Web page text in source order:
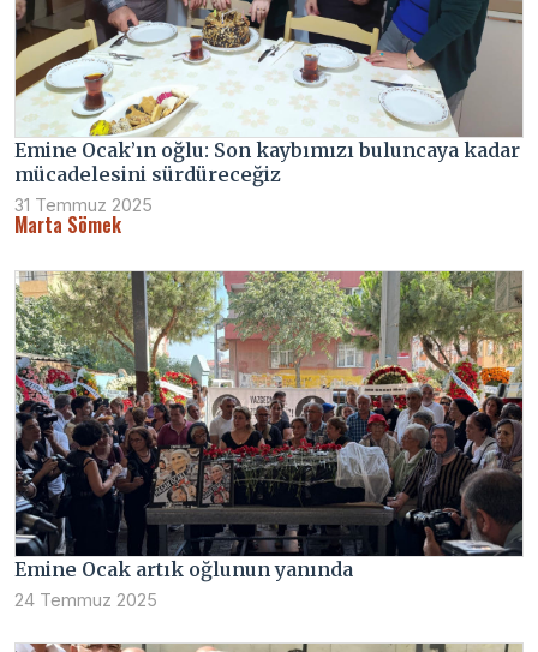
Emine Ocak’ın oğlu: Son kaybımızı buluncaya kadar
mücadelesini sürdüreceğiz
31 Temmuz 2025
Marta Sömek
Emine Ocak artık oğlunun yanında
24 Temmuz 2025